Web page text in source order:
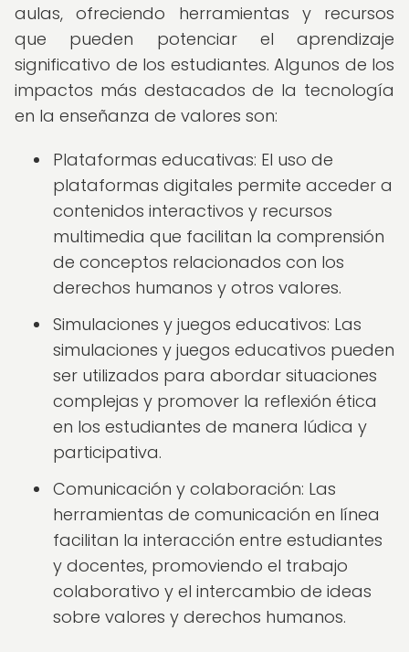
aulas, ofreciendo herramientas y recursos
que pueden potenciar el aprendizaje
significativo de los estudiantes. Algunos de los
impactos más destacados de la tecnología
en la enseñanza de valores son:
Plataformas educativas: El uso de
plataformas digitales permite acceder a
contenidos interactivos y recursos
multimedia que facilitan la comprensión
de conceptos relacionados con los
derechos humanos y otros valores.
Simulaciones y juegos educativos: Las
simulaciones y juegos educativos pueden
ser utilizados para abordar situaciones
complejas y promover la reflexión ética
en los estudiantes de manera lúdica y
participativa.
Comunicación y colaboración: Las
herramientas de comunicación en línea
facilitan la interacción entre estudiantes
y docentes, promoviendo el trabajo
colaborativo y el intercambio de ideas
sobre valores y derechos humanos.